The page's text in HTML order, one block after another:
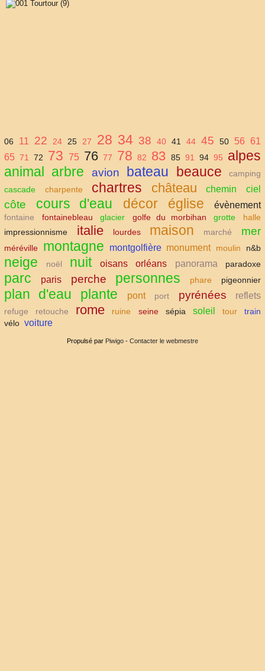
06 11 22 24 25 27 28 34 38 40 41 44 45 50 56 61
65 71 72 73 75 76 77 78 82 83 85 91 94 95
alpes
animal arbre avion bateau beauce
camping
cascade
charpente chartres château chemin ciel
côte cours d'eau décor église évènement
fontaine fontainebleau glacier golfe du morbihan grotte
halle
impressionnisme
italie lourdes maison marché mer
méréville montagne montgolfière monument moulin n&b
neige noël nuit oisans orléans panorama paradoxe
parc paris perche personnes phare pigeonnier
plan d'eau plante pont port pyrénées reflets
refuge retouche rome ruine seine sépia soleil tour
train
vélo voiture
Propulsé par Piwigo - Contacter le webmestre